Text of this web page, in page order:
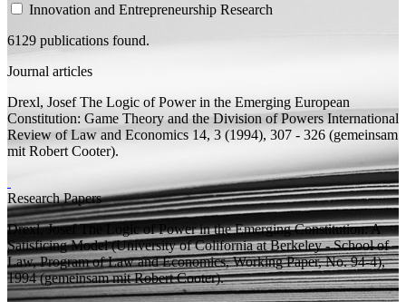
Innovation and Entrepreneurship Research
6129 publications found.
Journal articles
Drexl, Josef The Logic of Power in the Emerging European
Constitution: Game Theory and the Division of Powers International
Review of Law and Economics 14, 3 (1994), 307 - 326 (gemeinsam
mitRobert Cooter).
Research Papers
Drexl, Josef The Logic of Power in the Emerging Constitution: A
Satisficing Model(University of Colifornia at Berkeley - School of
Law, Program of Law and Economics, Working Paper, No. 94-4),
1994 (gemeinsam mitRobert Cooter).